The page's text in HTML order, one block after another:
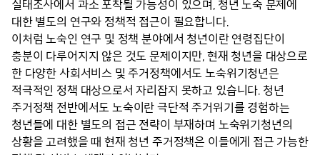
실태조사에서 과소 포착될 가능성이 있으며, 청년 노숙 문제에
대한 별도의 연구와 정책적 접근이 필요합니다.
이처럼 노숙인 연구 및 정책 분야에서 청년이란 연령집단이
충분이 다루어지지 않은 것도 문제이지만, 현재 청년을 대상으로
한 다양한 사회서비스 및 주거정책에서도 노숙위기청년은
적극적인 정책 대상으로서 자리잡지 못하고 있습니다. 청년
주거정책 전반에서도 노숙이란 극단적 주거위기를 경험하는
청년들에 대한 별도의 접근 전략이 부재하며 노숙위기청년의
상황을 고려했을 때 현재 청년 주거정책은 이들에게 접근 가능한